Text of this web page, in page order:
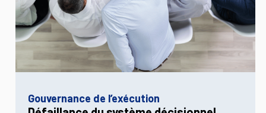
Gouvernance de l’exécution